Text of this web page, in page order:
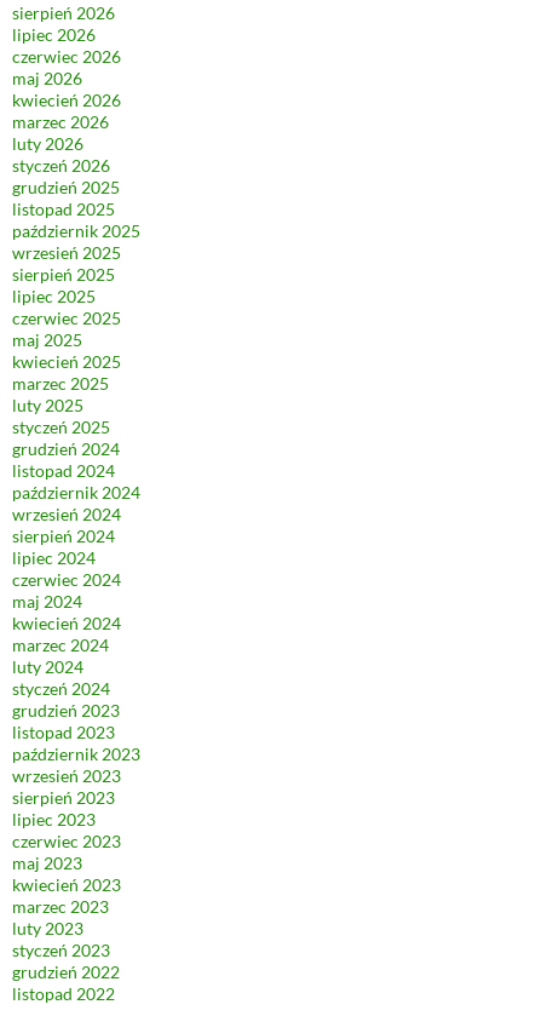
sierpień 2026
lipiec 2026
czerwiec 2026
maj 2026
kwiecień 2026
marzec 2026
luty 2026
styczeń 2026
grudzień 2025
listopad 2025
październik 2025
wrzesień 2025
sierpień 2025
lipiec 2025
czerwiec 2025
maj 2025
kwiecień 2025
marzec 2025
luty 2025
styczeń 2025
grudzień 2024
listopad 2024
październik 2024
wrzesień 2024
sierpień 2024
lipiec 2024
czerwiec 2024
maj 2024
kwiecień 2024
marzec 2024
luty 2024
styczeń 2024
grudzień 2023
listopad 2023
październik 2023
wrzesień 2023
sierpień 2023
lipiec 2023
czerwiec 2023
maj 2023
kwiecień 2023
marzec 2023
luty 2023
styczeń 2023
grudzień 2022
listopad 2022